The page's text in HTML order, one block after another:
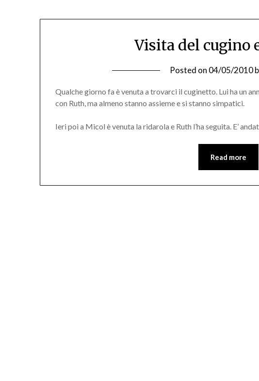
Visita del cugino
Posted on 04/05/2010
Qualche giorno fa è venuta a trovarci il cuginetto. Lui ha un
con Ruth, ma almeno stanno assieme e si stanno simpatici.
Ieri poi a Micol è venuta la ridarola e Ruth l’ha seguita. E’
Read more